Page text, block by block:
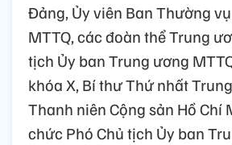
Đảng, Ủy viên Ban Thường
MTTQ, các đoàn thể Trung
tịch Ủy ban Trung ương
khóa X, Bí thư Thứ nhất
Thanh niên Cộng sản Hồ Chí
chức Phó Chủ tịch Ủy ban